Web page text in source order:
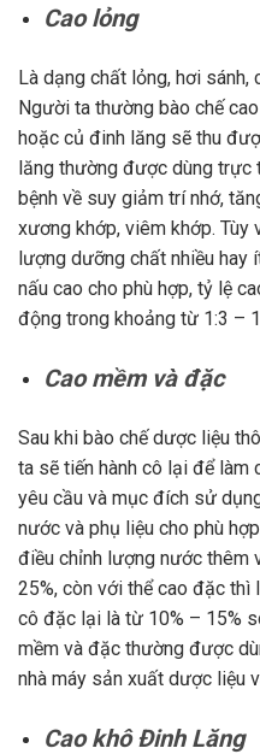
Cao lỏng
Là dạng chất lỏng, hơi
Người ta thường bào chế
hoặc củ đinh lăng sẽ thu
lăng thường được dùng
bệnh về suy giảm trí nhớ,
xương khớp, viêm khớp. Tùy
lượng dưỡng chất nhiều
nấu cao cho phù hợp, tỷ lệ
động trong khoảng từ 1:3 –
Cao mềm và đặc
Sau khi bào chế dược liệu
ta sẽ tiến hành cô lại để làm
yêu cầu và mục đích sử
nước và phụ liệu cho phù
điều chỉnh lượng nước thêm
25%, còn với thể cao đặc
cô đặc lại là từ 10% – 15%
mềm và đặc thường được
nhà máy sản xuất dược liệu
Cao khô Đinh Lăng